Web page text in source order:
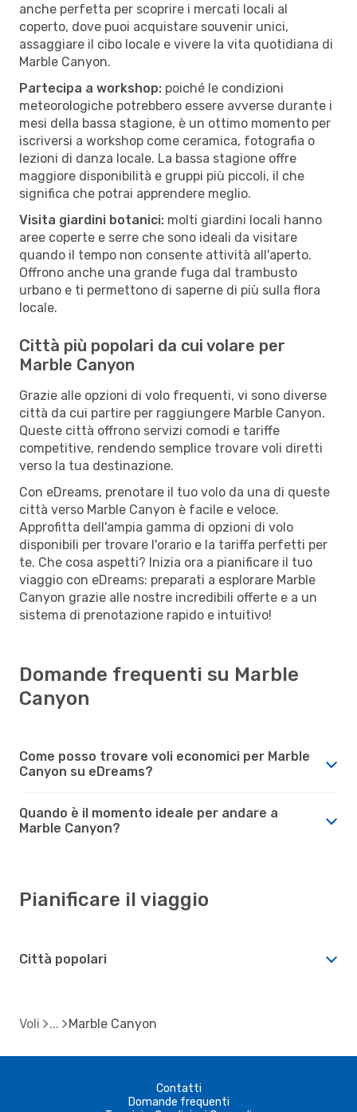
anche perfetta per scoprire i mercati locali al
coperto, dove puoi acquistare souvenir unici,
assaggiare il cibo locale e vivere la vita quotidiana di
Marble Canyon.
Partecipa a workshop: poiché le condizioni
meteorologiche potrebbero essere avverse durante i
mesi della bassa stagione, è un ottimo momento per
iscriversi a workshop come ceramica, fotografia o
lezioni di danza locale. La bassa stagione offre
maggiore disponibilità e gruppi più piccoli, il che
significa che potrai apprendere meglio.
Visita giardini botanici: molti giardini locali hanno
aree coperte e serre che sono ideali da visitare
quando il tempo non consente attività all'aperto.
Offrono anche una grande fuga dal trambusto
urbano e ti permettono di saperne di più sulla flora
locale.
Città più popolari da cui volare per
Marble Canyon
Grazie alle opzioni di volo frequenti, vi sono diverse
città da cui partire per raggiungere Marble Canyon.
Queste città offrono servizi comodi e tariffe
competitive, rendendo semplice trovare voli diretti
verso la tua destinazione.
Con eDreams, prenotare il tuo volo da una di queste
città verso Marble Canyon è facile e veloce.
Approfitta dell'ampia gamma di opzioni di volo
disponibili per trovare l'orario e la tariffa perfetti per
te. Che cosa aspetti? Inizia ora a pianificare il tuo
viaggio con eDreams: preparati a esplorare Marble
Canyon grazie alle nostre incredibili offerte e a un
sistema di prenotazione rapido e intuitivo!
Domande frequenti su Marble
Canyon
Come posso trovare voli economici per Marble
Canyon su eDreams?
Quando è il momento ideale per andare a
Marble Canyon?
Pianificare il viaggio
Città popolari
Voli Marble Canyon
Contatti
Domande frequenti